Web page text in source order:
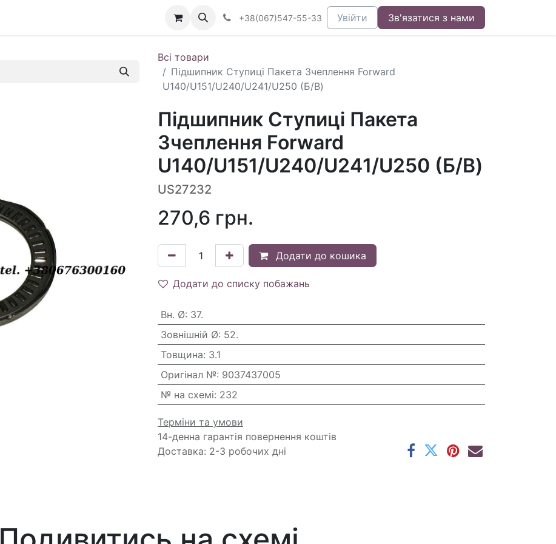
+38(067)547-55-33 Увійти Зв'язатися з нами
Всі товари
Підшипник Ступиці Пакета Зчеплення Forward
U140/U151/U240/U241/U250 (Б/В)
Підшипник Ступиці Пакета
Зчеплення Forward
U140/U151/U240/U241/U250 (Б/В)
US27232
270,6 грн.
Додати до кошика
Додати до списку побажань
Вн. Ø: 37.
Зовнішній Ø: 52.
Товщина: 3.1
Оригінал №: 9037437005
№ на схемі: 232
Терміни та умови
14-денна гарантія повернення коштів
Доставка: 2-3 робочих дні